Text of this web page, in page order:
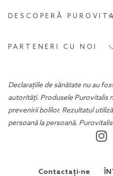
DESCOPERĂ
PARTENERI CU NOI
Declarațiile de sănătate nu au
autorități. Produsele Purovitalis
prevenirii bolilor. Rezultatul
persoană la persoană.
Contactați-ne